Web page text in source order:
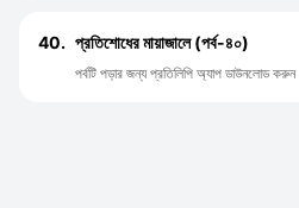
40. প্রতিশোধের মায়াজালে (পর্ব-৪০)
পর্বটি পড়ার জন্য প্রতিলিপি অ্যাপ ডাউনলোড করুন